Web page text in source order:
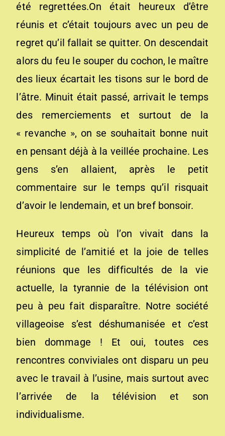
été regrettées.On était heureux d’être
réunis et c’était toujours avec un peu de
regret qu’il fallait se quitter. On descendait
alors du feu le souper du cochon, le maître
des lieux écartait les tisons sur le bord de
l’âtre. Minuit était passé, arrivait le temps
des remerciements et surtout de la
« revanche », on se souhaitait bonne nuit
en pensant déjà à la veillée prochaine. Les
gens s’en allaient, après le petit
commentaire sur le temps qu’il risquait
d’avoir le lendemain, et un bref bonsoir.
Heureux temps où l’on vivait dans la
simplicité de l’amitié et la joie de telles
réunions que les difficultés de la vie
actuelle, la tyrannie de la télévision ont
peu à peu fait disparaître. Notre société
villageoise s’est déshumanisée et c’est
bien dommage ! Et oui, toutes ces
rencontres conviviales ont disparu un peu
avec le travail à l’usine, mais surtout avec
l’arrivée de la télévision et son
individualisme.